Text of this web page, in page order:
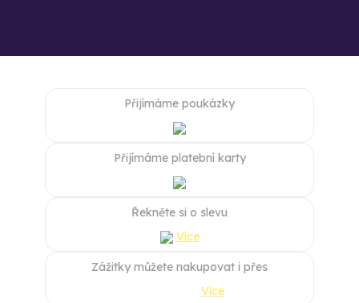
Přijímáme poukázky
Přijímáme platební karty
Řekněte si o slevu
Více
Zážitky můžete nakupovat i přes
Více